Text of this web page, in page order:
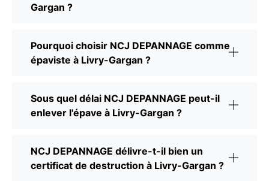
Gargan ?
Pourquoi choisir NCJ DEPANNAGE comme
épaviste à Livry-Gargan ?
Sous quel délai NCJ DEPANNAGE peut-il
enlever l'épave à Livry-Gargan ?
NCJ DEPANNAGE délivre-t-il bien un
certificat de destruction à Livry-Gargan ?